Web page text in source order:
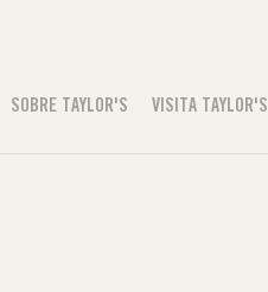
SOBRE TAYLOR'S VISITA TAYLOR'S